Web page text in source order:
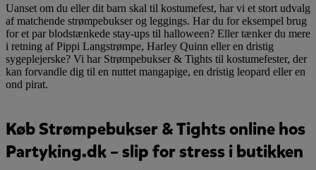
Uanset om du eller dit barn skal til kostumefest, har vi et stort udvalg
af matchende strømpebukser og leggings. Har du for eksempel brug
for et par blodstænkede stay-ups til halloween? Eller tænker du mere
i retning af Pippi Langstrømpe, Harley Quinn eller en dristig
sygeplejerske? Vi har Strømpebukser & Tights til kostumefester, der
kan forvandle dig til en nuttet mangapige, en dristig leopard eller en
ond pirat.
Køb Strømpebukser & Tights online hos
Partyking.dk – slip for stress i butikken